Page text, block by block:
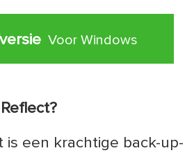
Voor Windows
is een krachtige back-up-